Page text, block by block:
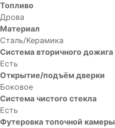
Топливо
Дрова
Материал
Сталь/Керамика
Система вторичного дожига
Есть
Открытие/подъём дверки
Боковое
Система чистого стекла
Есть
Футеровка топочной камеры